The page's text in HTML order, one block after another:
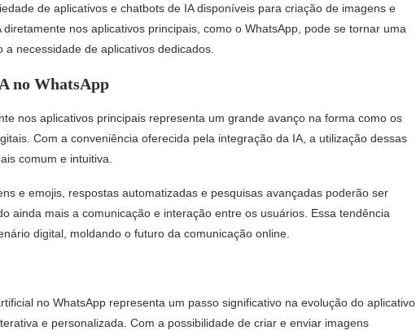
de aplicativos e chatbots de IA disponíveis para criação de imagens e
nos aplicativos principais, como o WhatsApp, pode se tornar uma
necessidade de aplicativos dedicados.
no WhatsApp
nos aplicativos principais representa um grande avanço na forma como os
Com a conveniência oferecida pela integração da IA, a utilização dessas
comum e intuitiva.
e emojis, respostas automatizadas e pesquisas avançadas poderão ser
ainda mais a comunicação e interação entre os usuários. Essa tendência
digital, moldando o futuro da comunicação online.
no WhatsApp representa um passo significativo na evolução do aplicativo,
e personalizada. Com a possibilidade de criar e enviar imagens